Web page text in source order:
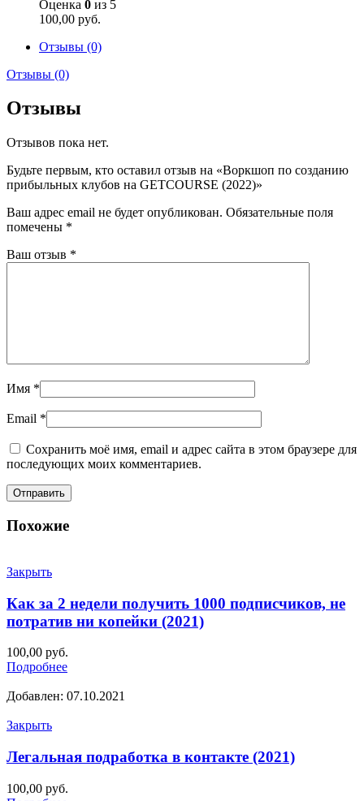
Оценка 0 из 5
100,00 руб.
Отзывы (0)
Отзывы (0)
Отзывы
Отзывов пока нет.
Будьте первым, кто оставил отзыв на «Воркшоп по созданию
прибыльных клубов на GETCOURSE (2022)»
Ваш адрес email не будет опубликован. Обязательные поля
помечены *
Ваш отзыв *
Имя *
Email *
Сохранить моё имя, email и адрес сайта в этом браузере для
последующих моих комментариев.
Похожие
Закрыть
Как за 2 недели получить 1000 подписчиков, не
потратив ни копейки (2021)
100,00 руб.
Подробнее
Добавлен: 07.10.2021
Закрыть
Легальная подработка в контакте (2021)
100,00 руб.